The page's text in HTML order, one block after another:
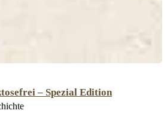
– Spezial Edition